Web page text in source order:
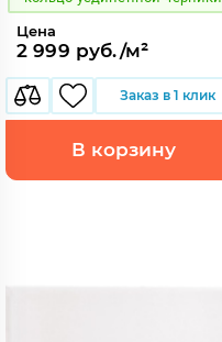
Цена
2 999 руб./м²
Заказ в 1 клик
В корзину